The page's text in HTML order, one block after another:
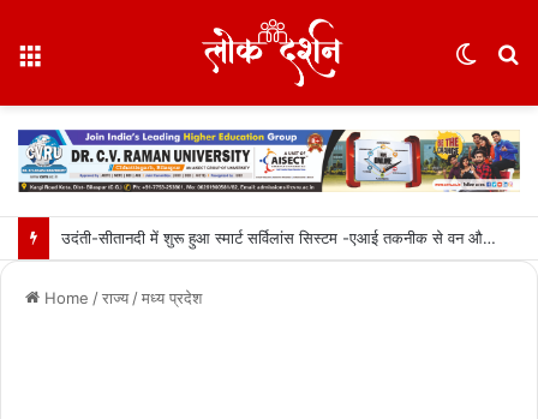
उदंती-सीतानदी में शुरू हुआ स्मार्ट सर्विलांस सिस्टम -एआई तकनीक से वन और वन्यजीवों की 24X7 निगरानी….
Home /राज्य /मध्य प्रदेश